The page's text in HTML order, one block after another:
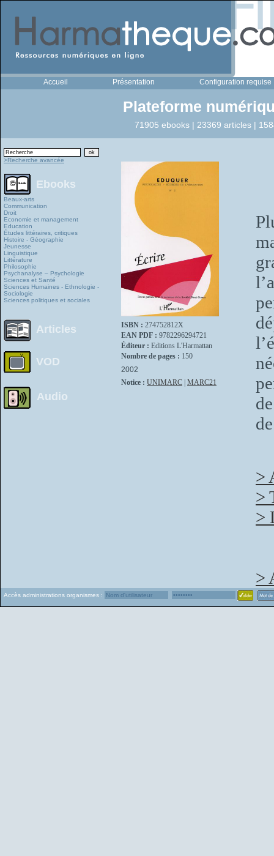
Accueil Présentation Configuration requise
Plateforme
71905 ebooks | 23369 articles |
>Recherche avancée
Ebooks
Beaux-arts
Communication
Droit
Economie et management
Education
Études littéraires, critiques
Histoire - Géographie
Jeunesse
Linguistique
Littérature
Philosophie
Psychanalyse – Psychologie
Sciences et Santé
Sciences Humaines - Ethnologie -
Sociologie
Sciences politiques et sociales
Articles
VOD
Audio
ISBN : 274752812X
EAN PDF : 9782296294721
Éditeur : Editions L'Harmattan
Nombre de pages : 150
2002
Notice : UNIMARC MARC21
>
>
>
>
Accès administrations organismes :